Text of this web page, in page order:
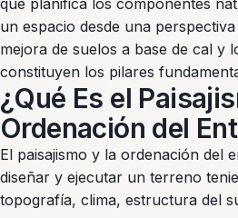
un espacio desde una
mejora de suelos a base de cal y
constituyen los pilares
¿Qué Es el
Ordenación del
El paisajismo y la ordenación del
diseñar y ejecutar un terreno
topografía, clima, estructura del